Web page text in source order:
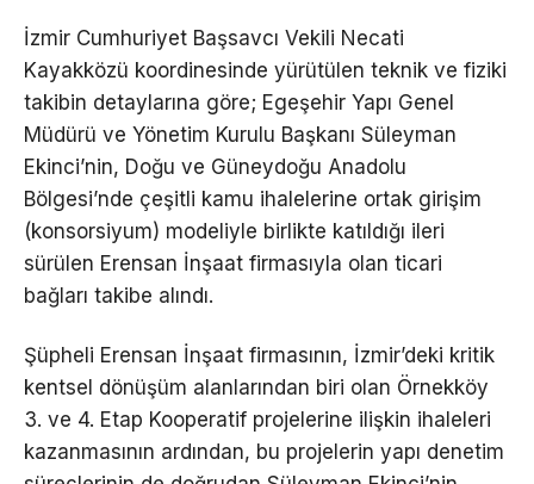
İzmir Cumhuriyet Başsavcı Vekili Necati
Kayakközü koordinesinde yürütülen teknik ve fiziki
takibin detaylarına göre; Egeşehir Yapı Genel
Müdürü ve Yönetim Kurulu Başkanı Süleyman
Ekinci’nin, Doğu ve Güneydoğu Anadolu
Bölgesi’nde çeşitli kamu ihalelerine ortak girişim
(konsorsiyum) modeliyle birlikte katıldığı ileri
sürülen Erensan İnşaat firmasıyla olan ticari
bağları takibe alındı.
Şüpheli Erensan İnşaat firmasının, İzmir’deki kritik
kentsel dönüşüm alanlarından biri olan Örnekköy
3. ve 4. Etap Kooperatif projelerine ilişkin ihaleleri
kazanmasının ardından, bu projelerin yapı denetim